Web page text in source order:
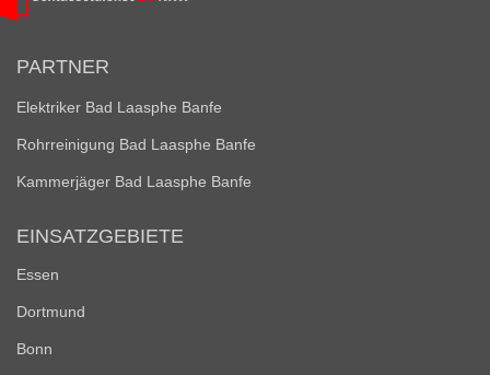
PARTNER
Elektriker Bad Laasphe Banfe
Rohrreinigung Bad Laasphe Banfe
Kammerjäger Bad Laasphe Banfe
EINSATZGEBIETE
Essen
Dortmund
Bonn